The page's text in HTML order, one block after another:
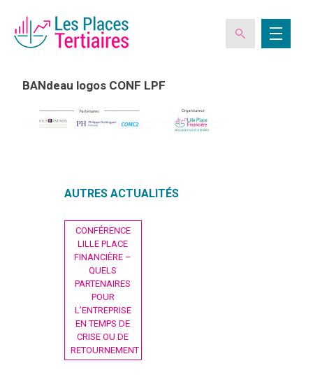
ESPACE ADHÉRENT
BANdeau logos CONF LPF
AUTRES ACTUALITÉS
Navigation
l’article
CONFÉRENCE
LILLE PLACE
FINANCIÈRE –
QUELS
PARTENAIRES
POUR
L’ENTREPRISE
EN TEMPS DE
CRISE OU DE
RETOURNEMENT